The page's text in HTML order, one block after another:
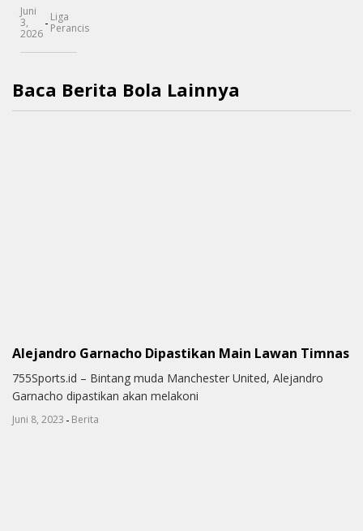
Juni
3,
2026
- Liga
Perancis
Baca Berita Bola Lainnya
Alejandro Garnacho Dipastikan Main Lawan Timnas
755Sports.id – Bintang muda Manchester United, Alejandro
Garnacho dipastikan akan melakoni
Juni 8, 2023 - Berita